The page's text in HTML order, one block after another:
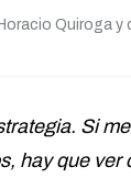
Quiroga y
Si
hay que ver